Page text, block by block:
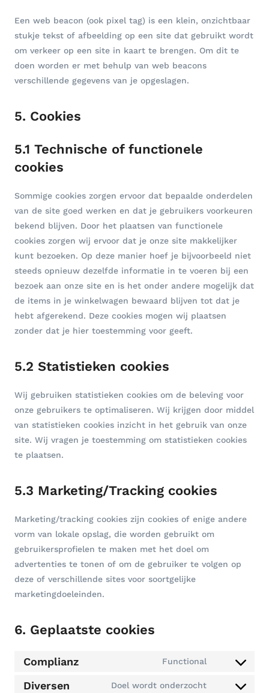
Een web beacon (ook pixel tag) is een klein, onzichtbaar
stukje tekst of afbeelding op een site dat gebruikt wordt
om verkeer op een site in kaart te brengen. Om dit te
doen worden er met behulp van web beacons
verschillende gegevens van je opgeslagen.
5. Cookies
5.1 Technische of functionele
cookies
Sommige cookies zorgen ervoor dat bepaalde onderdelen
van de site goed werken en dat je gebruikers voorkeuren
bekend blijven. Door het plaatsen van functionele
cookies zorgen wij ervoor dat je onze site makkelijker
kunt bezoeken. Op deze manier hoef je bijvoorbeeld niet
steeds opnieuw dezelfde informatie in te voeren bij een
bezoek aan onze site en is het onder andere mogelijk dat
de items in je winkelwagen bewaard blijven tot dat je
hebt afgerekend. Deze cookies mogen wij plaatsen
zonder dat je hier toestemming voor geeft.
5.2 Statistieken cookies
Wij gebruiken statistieken cookies om de beleving voor
onze gebruikers te optimaliseren. Wij krijgen door middel
van statistieken cookies inzicht in het gebruik van onze
site. Wij vragen je toestemming om statistieken cookies
te plaatsen.
5.3 Marketing/Tracking cookies
Marketing/tracking cookies zijn cookies of enige andere
vorm van lokale opslag, die worden gebruikt om
gebruikersprofielen te maken met het doel om
advertenties te tonen of om de gebruiker te volgen op
deze of verschillende sites voor soortgelijke
marketingdoeleinden.
6. Geplaatste cookies
Complianz Functional
Diversen Doel wordt onderzocht